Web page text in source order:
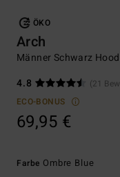
ÖKO
Arch
Männer Schwarz
4.8
(21
ECO-BONUS
69,95 €
Farbe Ombre Blue